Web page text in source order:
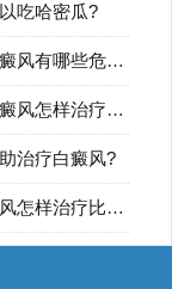
吃哈密瓜?
有哪些危害?
治疗比较好?
治疗白癜风?
治疗比较好?